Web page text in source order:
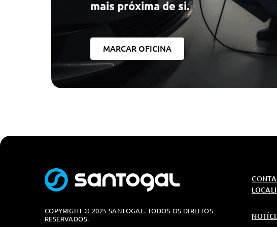
Espelhos Retrovisores Exteriores Aquecidos Rebativeis E Regulaveis
Limpa Pára-Brisas Automático (Sensor De Chuva)
Ar Condicionado Automatico
Volante Ajustavel Em Altura E Profundidade
Banco Do Condutor Com Ajuste Em Altura
Espelhos Retrovisores Exteriores Aquecidos Rebativeis E Regulaveis
Vidros Electricos Dianteiros E Traseiros (Um Toque)
Segurança Activa
Programador De Velocidade Com Limitador
mais próxima de si.
MARCAR OFICINA
COPYRIGHT © 2025 SANTOGAL. TODOS OS DIREITOS
RESERVADOS.